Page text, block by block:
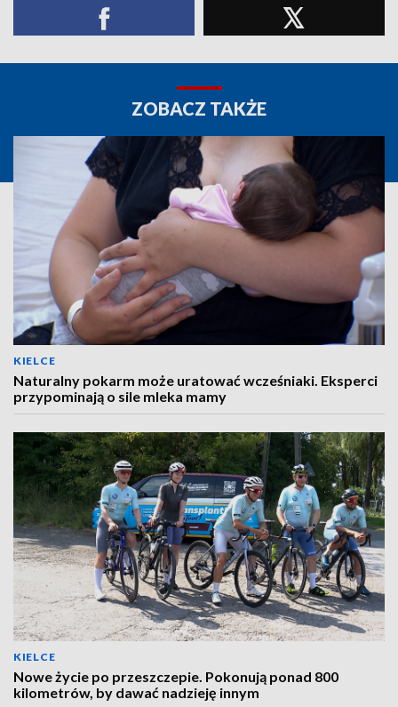
ZOBACZ TAKŻE
KIELCE
Naturalny pokarm może uratować wcześniaki. Eksperci
przypominają o sile mleka mamy
KIELCE
Nowe życie po przeszczepie. Pokonują ponad 800
kilometrów, by dawać nadzieję innym